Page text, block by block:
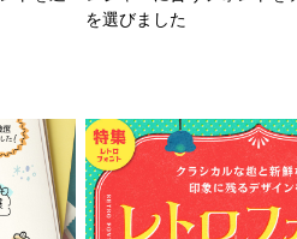
を選びました